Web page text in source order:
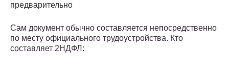
предварительно
Сам документ обычно составляется непосредственно
по месту официального трудоустройства. Кто
составляет 2НДФЛ: